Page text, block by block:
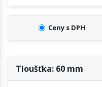
Ceny s DPH
Tloušťka: 60 mm